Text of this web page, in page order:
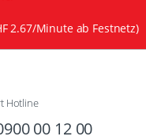
2.67/Minute ab Festnetz)
Hotline
00 12 00